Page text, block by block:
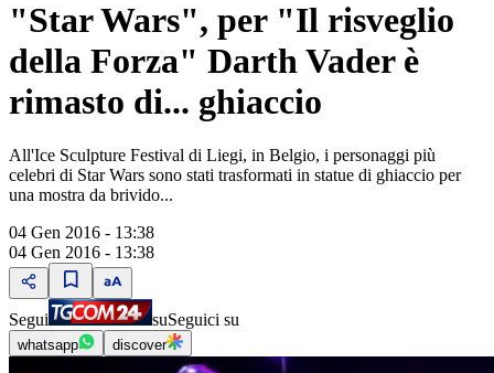
"Star Wars", per "Il risveglio
della Forza" Darth Vader è
rimasto di... ghiaccio
All'Ice Sculpture Festival di Liegi, in Belgio, i personaggi più
celebri di Star Wars sono stati trasformati in statue di ghiaccio per
una mostra da brivido...
04 Gen 2016 - 13:38
04 Gen 2016 - 13:38
Segui suSeguici su
whatsapp discover